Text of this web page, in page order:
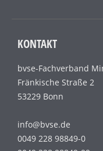
KONTAKT
bvse-Fachverband
Fränkische Straße 2
53229 Bonn
info@bvse.de
0049 228 98849-0